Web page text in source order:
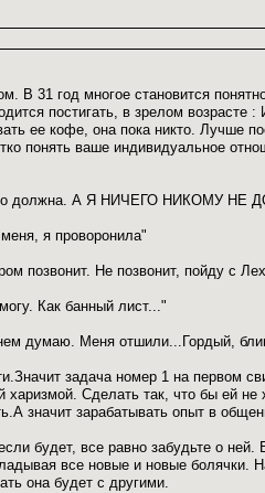
В 31 год многое становится
постигать, в зрелом возрасте :
ее кофе, она пока никто. Лучше
понять ваше индивидуальное
то должна. А Я НИЧЕГО НИКОМУ НЕ
я проворонила"
позвонит. Не позвонит, пойду с
Как банный лист..."
думаю. Меня отшили...Гордый,
задача номер 1 на первом
Сделать так, что бы ей не
значит зарабатывать опыт в
если будет, все равно забудьте
все новые и новые болячки.
она будет с другими.